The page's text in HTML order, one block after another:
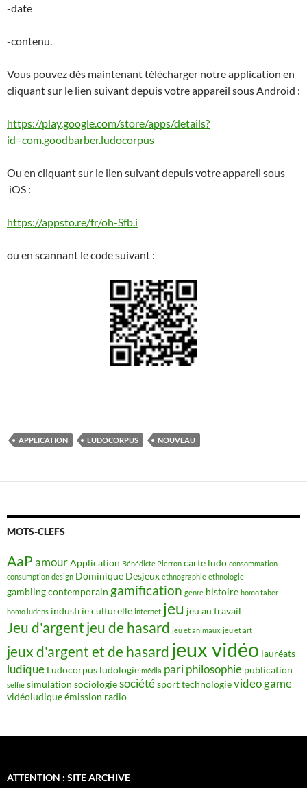
-date
-contenu.
Vous pouvez dès maintenant télécharger notre application en
cliquant sur le lien suivant depuis votre appareil sous Android :
https://play.google.com/store/apps/details?
id=com.goodbarber.ludocorpus
Ou en cliquant sur le lien suivant depuis votre appareil sous
iOS :
https://appsto.re/fr/oh-Sfb.i
ou en scannant le code suivant :
APPLICATION LUDOCORPUS NOUVEAU
MOTS-CLEFS
AaPamourApplication Bénédicte Pierron carte ludo consommation
consumption design Dominique Desjeux ethnographie ethnologie
gambling contemporain gamification genre histoire homo faber
homo ludens industrie culturelle internet jeu jeu au travail
Jeu d'argent jeu de hasard jeu et animaux jeu et art
jeux d'argent et de hasard jeux vidéo lauréats
ludique Ludocorpus ludologie média pariphilosophie publication
selfie simulation sociologiesociétésporttechnologievideo game
vidéoludiqueémission radio
ATTENTION : SITE ARCHIVE